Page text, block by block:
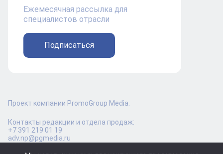
Ежемесячная рассылка для
специалистов отрасли
Подписаться
Проект компании PromoGroup Media.
Контакты редакции и отдела продаж:
+7 391 219 01 19
adv.np@pgmedia.ru